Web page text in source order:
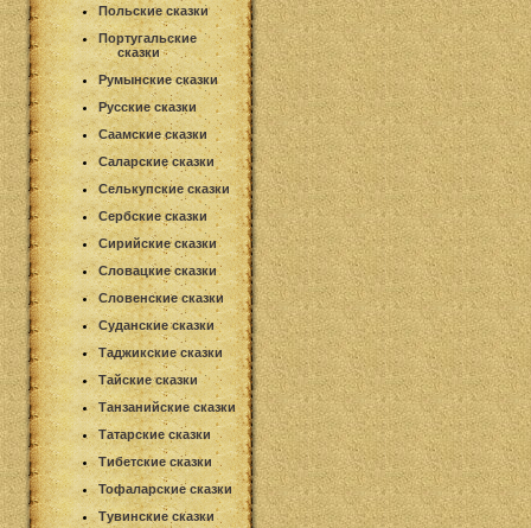
Польские сказки
Португальские
сказки
Румынские сказки
Русские сказки
Саамские сказки
Саларские сказки
Селькупские сказки
Сербские сказки
Сирийские сказки
Словацкие сказки
Словенские сказки
Суданские сказки
Таджикские сказки
Тайские сказки
Танзанийские сказки
Татарские сказки
Тибетские сказки
Тофаларские сказки
Тувинские сказки